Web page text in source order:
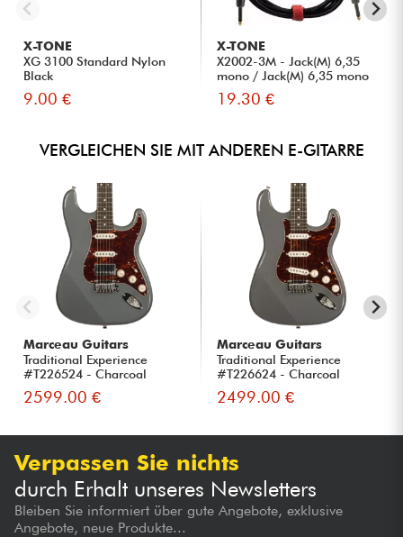
X-TONE
XG 3100 Standard Nylon
Black
9.00 €
X-TONE
X2002-3M - Jack(M) 6,35
mono / Jack(M) 6,35 mono
S...
19.30 €
VERGLEICHEN SIE MIT ANDEREN E-GITARRE
Marceau Guitars
Traditional Experience
#T226524 - Charcoal
2599.00 €
Marceau Guitars
Traditional Experience
#T226624 - Charcoal
2499.00 €
Verpassen Sie nichts
durch Erhalt unseres Newsletters
Bleiben Sie informiert über gute Angebote, exklusive
Angebote, neue Produkte...